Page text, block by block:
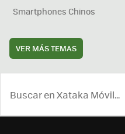
Smartphones Chinos
VER MÁS TEMAS